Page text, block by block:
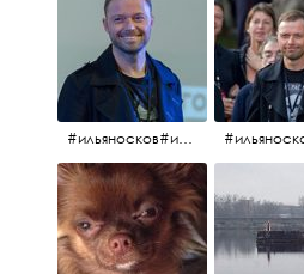
#ильяносков#ильяносков_главныйгерой #санктпетербург #ленфильм# @ilya_noskov_official #контрибуция#очеммолчатфранцузы#эдуардпичугин